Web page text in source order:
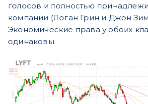
голосов и полностью
компании (Логан Грин и Джон
Экономические права у обоих
одинаковы.